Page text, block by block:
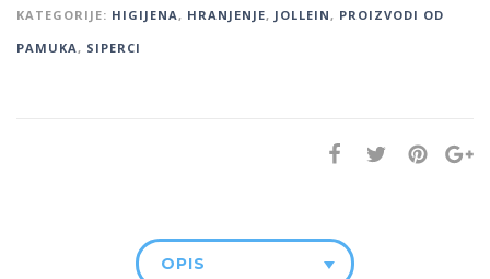
KATEGORIJE: HIGIJENA, HRANJENJE, JOLLEIN, PROIZVODI OD
PAMUKA, SIPERCI
OPIS